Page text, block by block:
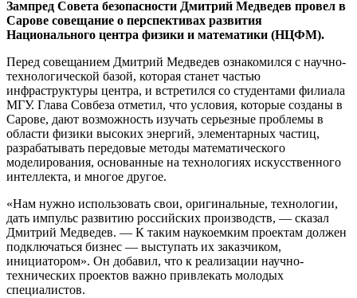
Зампред Совета безопасности Дмитрий Медведев провел в
Сарове совещание о перспективах развития
Национального центра физики и математики (НЦФМ).
Перед совещанием Дмитрий Медведев ознакомился с научно-
технологической базой, которая станет частью
инфраструктуры центра, и встретился со студентами филиала
МГУ. Глава Совбеза отметил, что условия, которые созданы в
Сарове, дают возможность изучать серьезные проблемы в
области физики высоких энергий, элементарных частиц,
разрабатывать передовые методы математического
моделирования, основанные на технологиях искусственного
интеллекта, и многое другое.
«Нам нужно использовать свои, оригинальные, технологии,
дать импульс развитию российских производств, — сказал
Дмитрий Медведев. — К таким наукоемким проектам должен
подключаться бизнес — выступать их заказчиком,
инициатором». Он добавил, что к реализации научно-
технических проектов важно привлекать молодых
специалистов.